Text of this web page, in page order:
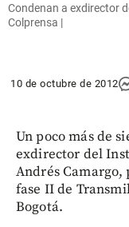
Condenan a exdirector
Colprensa |
10 de octubre de 2012
Un poco más de
exdirector del
Andrés Camargo,
fase II de
Bogotá.